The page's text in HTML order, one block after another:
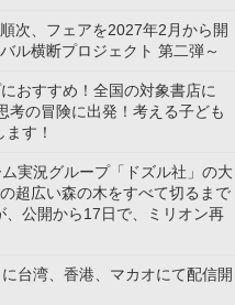
次、フェアを2027年2月から開
ル横断プロジェクト 第二弾～
おすすめ！全国の対象書店に
考の冒険に出発！考える子ども
す！
実況グループ「ドズル社」の大
超広い森の木をすべて切るまで
公開から17日で、ミリオン再
台湾、香港、マカオにて配信開